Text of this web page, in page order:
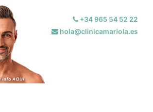
+34 965 54 52 22
hola@clinicamariola.es